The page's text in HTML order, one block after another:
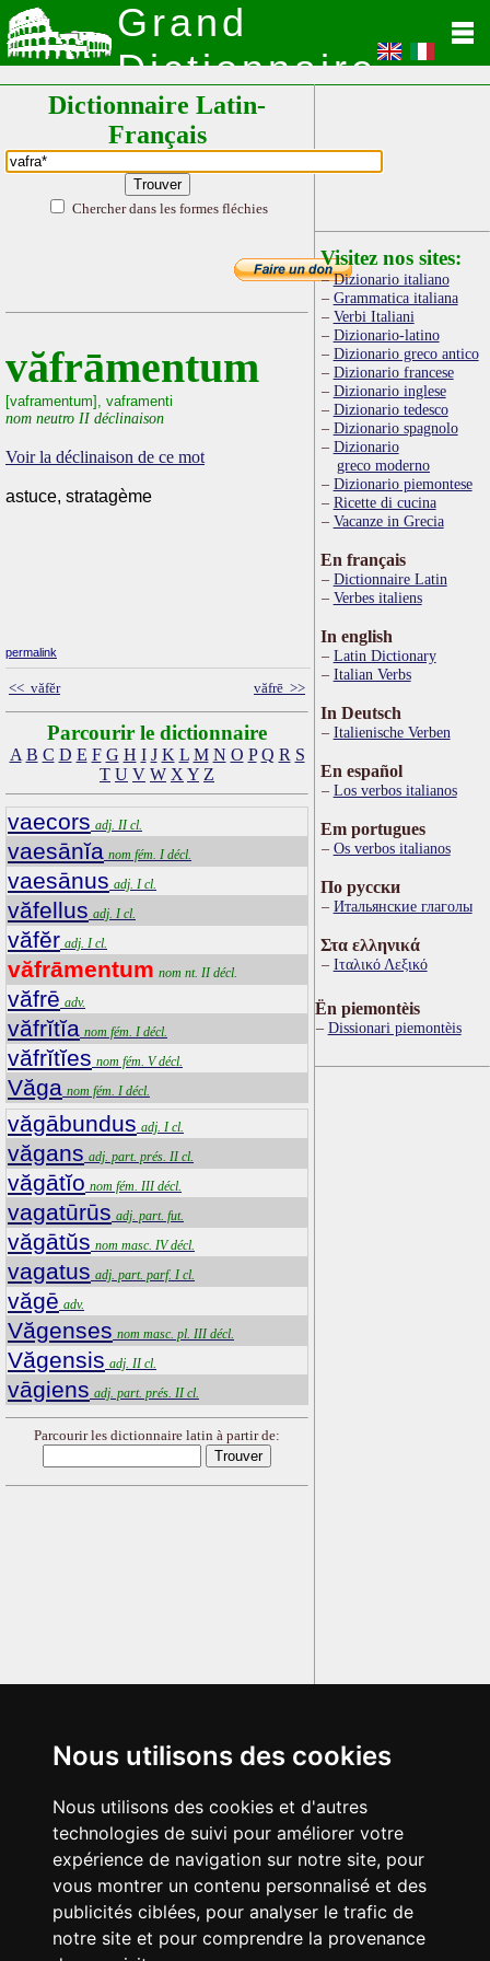
Nous utilisons des cookies
Nous utilisons des cookies et d'autres
technologies de suivi pour améliorer votre
expérience de navigation sur notre site, pour
vous montrer un contenu personnalisé et des
publicités ciblées, pour analyser le trafic de
notre site et pour comprendre la provenance
Grand
Dictionnaire
Latin
Dictionnaire Latin-
Français
Chercher dans les formes fléchies
văfrāmentum
[vaframentum], vaframenti
nom neutro II déclinaison
Voir la déclinaison de ce mot
astuce, stratagème
permalink
<< văfĕr văfrē >>
Parcourir le dictionnaire
A B C D E F G H I J K L M N O P Q R S
T U V W X Y Z
vaecors adj. II cl.
vaesānĭa nom fém. I décl.
vaesānus adj. I cl.
văfellus adj. I cl.
văfĕr adj. I cl.
văfrāmentum nom nt. II décl.
văfrē adv.
văfrĭtĭa nom fém. I décl.
văfrĭtĭes nom fém. V décl.
Văga nom fém. I décl.
văgābundus adj. I cl.
văgans adj. part. prés. II cl.
văgātĭo nom fém. III décl.
vagatūrūs adj. part. fut.
văgātŭs nom masc. IV décl.
vagatus adj. part. parf. I cl.
văgē adv.
Văgenses nom masc. pl. III décl.
Văgensis adj. II cl.
vāgiens adj. part. prés. II cl.
Parcourir les dictionnaire latin à partir de:
Visitez nos sites:
Dizionario italiano
Grammatica italiana
Verbi Italiani
Dizionario-latino
Dizionario greco antico
Dizionario francese
Dizionario inglese
Dizionario tedesco
Dizionario spagnolo
Dizionario
greco moderno
Dizionario piemontese
Ricette di cucina
Vacanze in Grecia
En français
Dictionnaire Latin
Verbes italiens
In english
Latin Dictionary
Italian Verbs
In Deutsch
Italienische Verben
En español
Los verbos italianos
Em portugues
Os verbos italianos
По русски
Итальянские глаголы
Στα ελληνικά
Ιταλικό Λεξικό
Ën piemontèis
Dissionari piemontèis